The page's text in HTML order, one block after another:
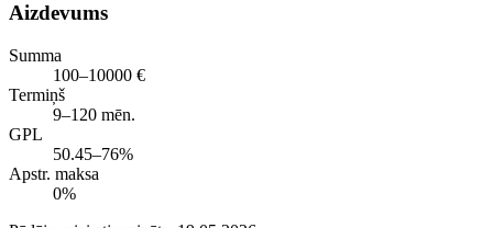
Aizdevums
Summa
100–10000 €
Termiņš
9–120 mēn.
GPL
50.45–76%
Apstr. maksa
0%